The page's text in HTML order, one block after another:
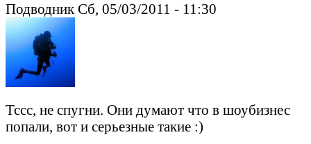
Подводник Сб, 05/03/2011 - 11:30
Тссс, не спугни. Они думают что в шоубизнес
попали, вот и серьезные такие :)